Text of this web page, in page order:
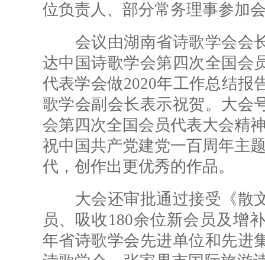
位负责人、部分常务理事参加
会议由湖南省诗歌学会会
达中国诗歌学会第四次全国会
代表学会做2020年工作总结报
歌学会副会长表示祝贺。大会
会第四次全国会员代表大会精
祝中国共产党建党一百周年主
代，创作出更优秀的作品。
大会还审批通过接受《散
员、吸收180余位新会员及增
年省诗歌学会先进单位和先进